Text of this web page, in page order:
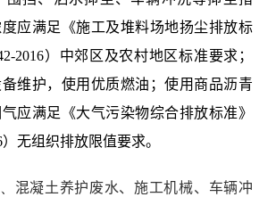
应满足《施工及堆料场地扬尘排放标
2016）中郊区及农村地区标准要求；
维护，使用优质燃油；使用商品沥青
应满足《大气污染物综合排放标准》
）无组织排放限值要求。
混凝土养护废水、施工机械、车辆冲